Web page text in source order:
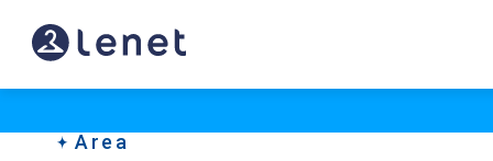
大
森
Area